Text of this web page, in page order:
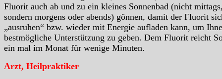
Fluorit auch ab und zu ein kleines Sonnenbad (nicht
sondern morgens oder abends) gönnen, damit der Fluorit
„ausruhen“ bzw. wieder mit Energie aufladen kann, um
bestmögliche Unterstützung zu geben. Dem Fluorit reicht
ein mal im Monat für wenige Minuten.
Arzt, Heilpraktiker